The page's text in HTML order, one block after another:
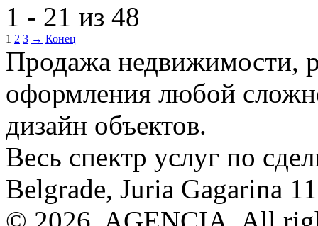
1 - 21 из 48
1 2 3 → Конец
Продажа недвижимости,
оформления любой
дизайн объектов.
Весь спектр услуг по
Belgrade, Juria Gagarina